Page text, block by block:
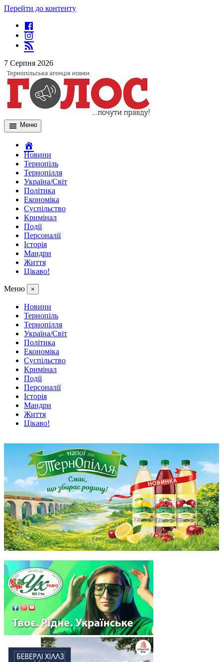
Перейти до контенту
7 Серпня 2026
Меню
Новини
Тернопіль
Тернопілля
Україна/Світ
Політика
Економіка
Суспільство
Кримінал
Події
Персоналії
Історія
Мандри
Життя
Цікаво!
Меню ×
Новини
Тернопіль
Тернопілля
Україна/Світ
Політика
Економіка
Суспільство
Кримінал
Події
Персоналії
Історія
Мандри
Життя
Цікаво!